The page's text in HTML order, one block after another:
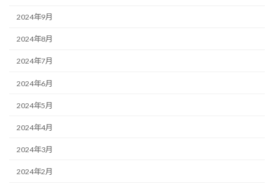
2024年9月
2024年8月
2024年7月
2024年6月
2024年5月
2024年4月
2024年3月
2024年2月